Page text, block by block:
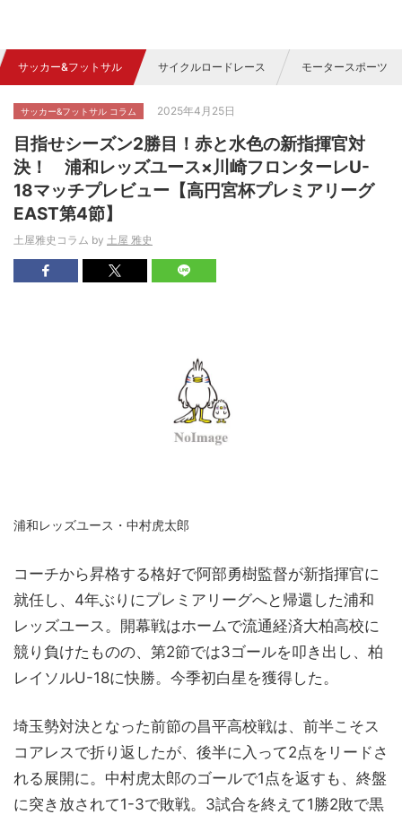
サッカー&フットサル サイクルロードレース モータースポーツ
サッカー&フットサル コラム 2025年4月25日
目指せシーズン2勝目！赤と水色の新指揮官対
決！ 浦和レッズユース×川崎フロンターレU-
18マッチプレビュー【高円宮杯プレミアリーグ
EAST第4節】
土屋雅史コラム by 土屋 雅史
浦和レッズユース・中村虎太郎
コーチから昇格する格好で阿部勇樹監督が新指揮官に
就任し、4年ぶりにプレミアリーグへと帰還した浦和
レッズユース。開幕戦はホームで流通経済大柏高校に
競り負けたものの、第2節では3ゴールを叩き出し、柏
レイソルU-18に快勝。今季初白星を獲得した。
埼玉勢対決となった前節の昌平高校戦は、前半こそス
コアレスで折り返したが、後半に入って2点をリードさ
れる展開に。中村虎太郎のゴールで1点を返すも、終盤
に突き放されて1-3で敗戦。3試合を終えて1勝2敗で黒